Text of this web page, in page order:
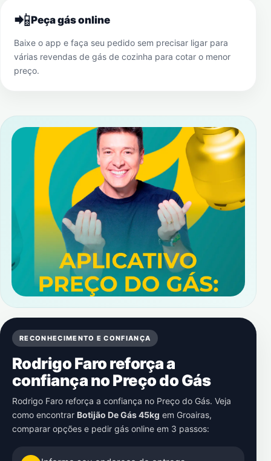
📲Peça gás online
Baixe o app e faça seu pedido sem precisar ligar para
várias revendas de gás de cozinha para cotar o menor
preço.
RECONHECIMENTO E CONFIANÇA
Rodrigo Faro reforça a
confiança no Preço do Gás
Rodrigo Faro reforça a confiança no Preço do Gás. Veja
como encontrar Botijão De Gás 45kg em Groairas,
comparar opções e pedir gás online em 3 passos: